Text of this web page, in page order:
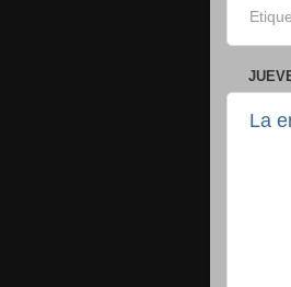
La